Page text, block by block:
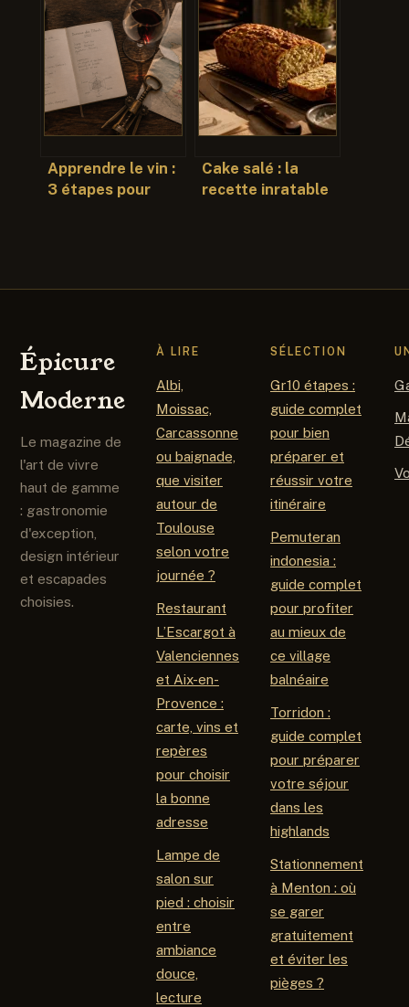
recette et
meilleures façons
d’en profiter
et secrets d’une
tradition
charentaise
Apprendre le vin :
3 étapes pour
Cake salé : la
recette inratable
Épicure
Moderne
Le magazine de
l'art de vivre
haut de gamme
: gastronomie
d'exception,
design intérieur
et escapades
choisies.
À LIRE
Albi,
Moissac,
Carcassonne
ou baignade,
que visiter
autour de
Toulouse
selon votre
journée ?
Restaurant
L’Escargot à
Valenciennes
et Aix-en-
Provence :
carte, vins et
repères
pour choisir
la bonne
adresse
Lampe de
salon sur
pied : choisir
entre
ambiance
douce,
lecture
SÉLECTION
Gr10 étapes :
guide complet
pour bien
préparer et
réussir votre
itinéraire
Pemuteran
indonesia :
guide complet
pour profiter
au mieux de
ce village
balnéaire
Torridon :
guide complet
pour préparer
votre séjour
dans les
highlands
Stationnement
à Menton : où
se garer
gratuitement
et éviter les
pièges ?